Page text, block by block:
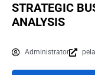
STRATEGIC
ANALYSIS
Administrator